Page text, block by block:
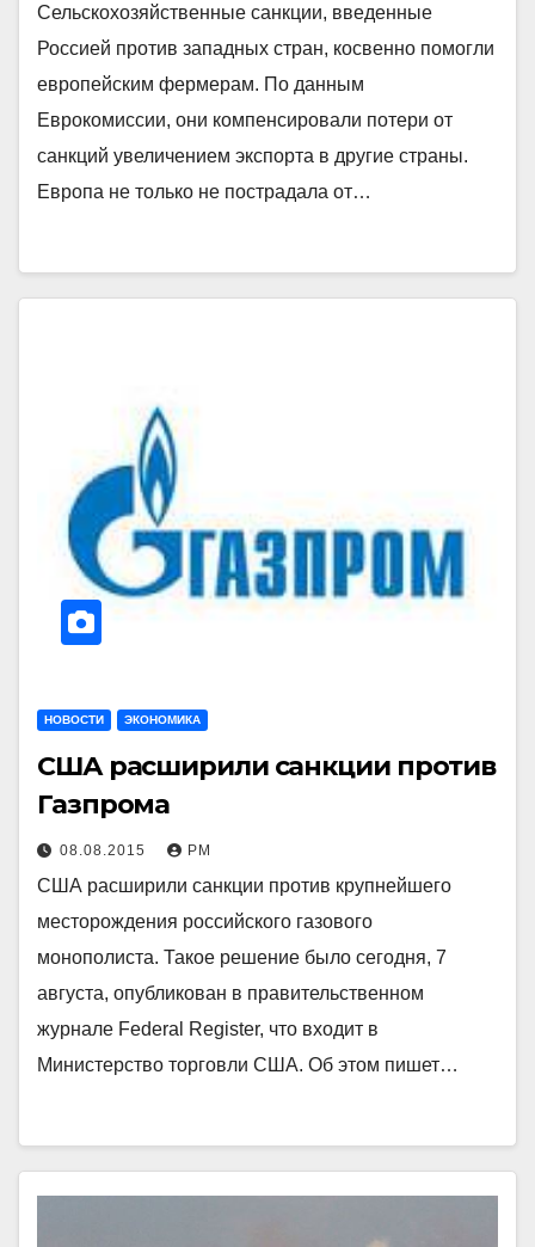
Сельскохозяйственные санкции, введенные
Россией против западных стран, косвенно помогли
европейским фермерам. По данным
Еврокомиссии, они компенсировали потери от
санкций увеличением экспорта в другие страны.
Европа не только не пострадала от…
НОВОСТИ ЭКОНОМИКА
США расширили санкции против
Газпрома
08.08.2015 РМ
США расширили санкции против крупнейшего
месторождения российского газового
монополиста. Такое решение было сегодня, 7
августа, опубликован в правительственном
журнале Federal Register, что входит в
Министерство торговли США. Об этом пишет…